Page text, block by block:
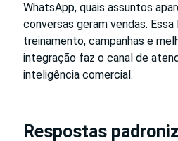
WhatsApp, quais assuntos
conversas geram vendas.
treinamento, campanhas e
integração faz o canal de
inteligência comercial.
Respostas